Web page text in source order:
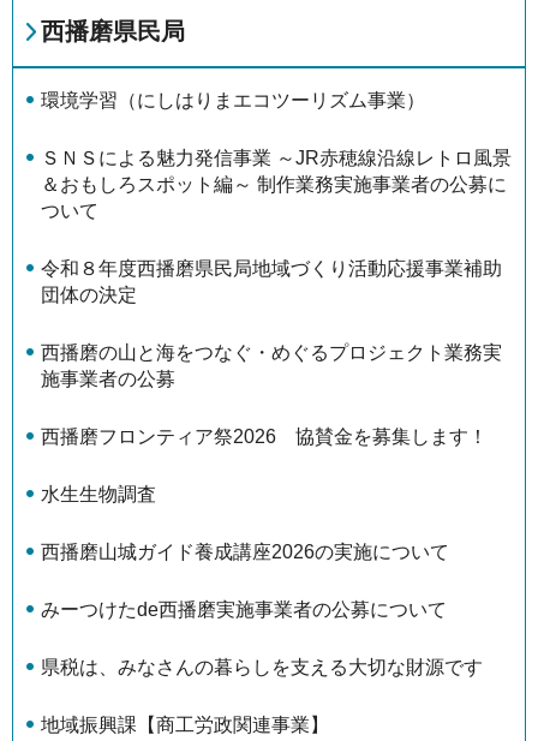
西播磨県民局
環境学習（にしはりまエコツーリズム事業）
ＳＮＳによる魅力発信事業 ～JR赤穂線沿線レトロ風景
＆おもしろスポット編～ 制作業務実施事業者の公募に
ついて
令和８年度西播磨県民局地域づくり活動応援事業補助
団体の決定
西播磨の山と海をつなぐ・めぐるプロジェクト業務実
施事業者の公募
西播磨フロンティア祭2026 協賛金を募集します！
水生生物調査
西播磨山城ガイド養成講座2026の実施について
みーつけたde西播磨実施事業者の公募について
県税は、みなさんの暮らしを支える大切な財源です
地域振興課【商工労政関連事業】